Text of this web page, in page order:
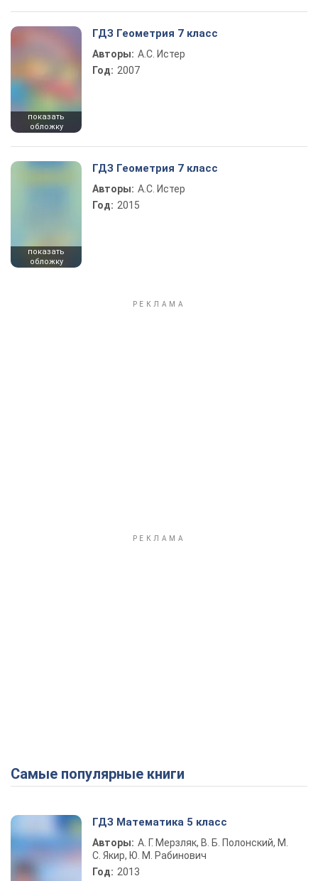
показать
обложку
ГДЗ Геометрия 7 класс
Авторы: А.С. Истер
Год: 2007
показать
обложку
ГДЗ Геометрия 7 класс
Авторы: А.С. Истер
Год: 2015
Самые популярные книги
ГДЗ Математика 5 класс
Авторы: А. Г. Мерзляк, В. Б. Полонский, М.
С. Якир, Ю. М. Рабинович
Год: 2013